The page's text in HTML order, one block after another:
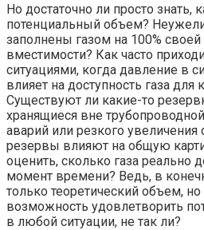
Но достаточно ли просто знать,
потенциальный объем?
заполнены газом на 100% своей
вместимости? Как часто
ситуациями, когда давление в
влияет на доступность газа для
Существуют ли какие-то
хранящиеся вне
аварий или резкого увеличения
резервы влияют на общую
оценить, сколько газа реально
момент времени? Ведь, в
только теоретический объем, но
возможность удовлетворить
в любой ситуации, не так ли?